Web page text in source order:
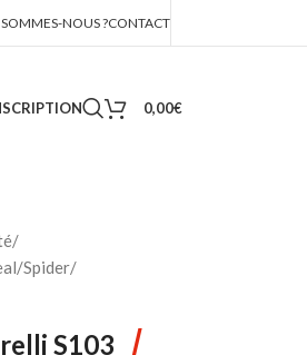
NOUS ?CONTACT
0,00€
/
Spider/
S103 /